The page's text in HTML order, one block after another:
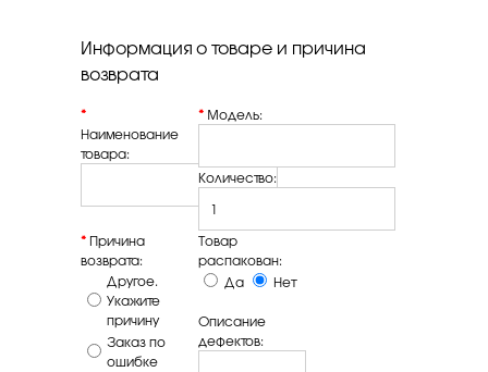
Информация о товаре и причина
возврата
*
Наименование
товара:
* Модель:
Количество:
* Причина
возврата:
Другое.
Укажите
причину
Заказ по
ошибке
Товар
распакован:
Да
Нет
Описание
дефектов: